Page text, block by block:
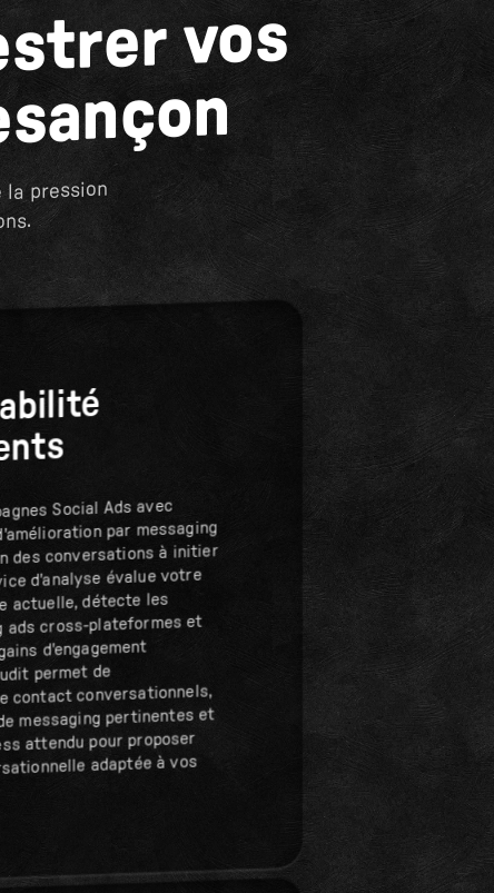
vos
pression
Social Ads avec
par messaging
conversations à initier
d'analyse évalue votre
actuelle, détecte les
ads cross-plateformes et
d'engagement
permet de
contact conversationnels,
messaging pertinentes et
attendu pour proposer
adaptée à vos